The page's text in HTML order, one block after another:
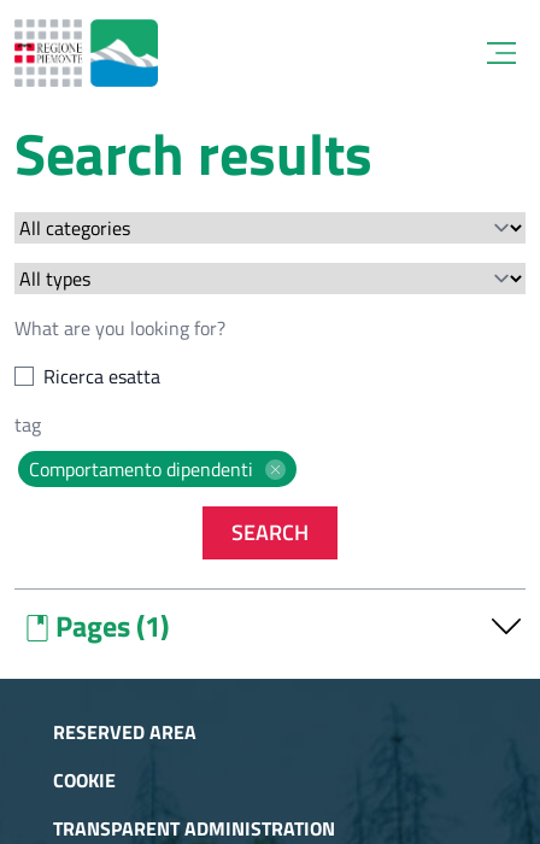
Search results
Ricerca esatta
Comportamento dipendenti
SEARCH
bookPages (1)
Atti generali
RESERVED AREA
COOKIE
TRANSPARENT ADMINISTRATION